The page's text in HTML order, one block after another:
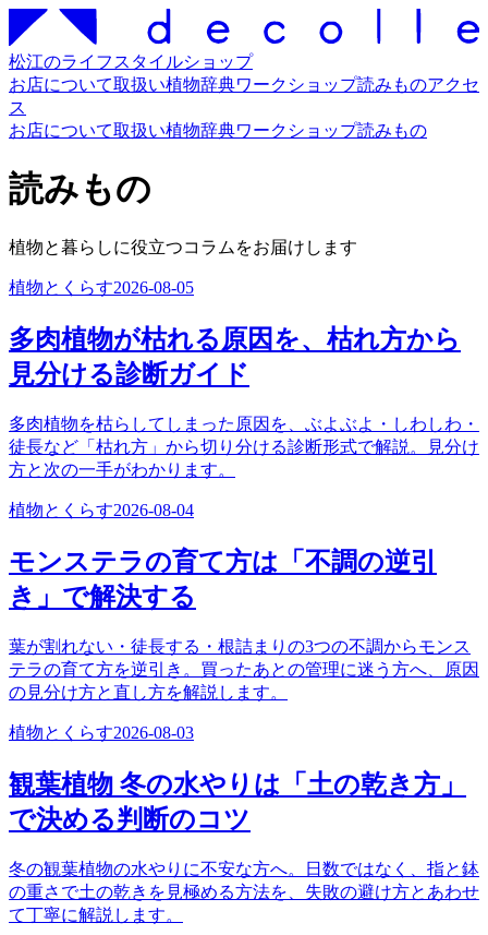
松江のライフスタイルショップ
お店について取扱い植物辞典ワークショップ読みものアクセ
ス
お店について取扱い植物辞典ワークショップ読みもの
読みもの
植物と暮らしに役立つコラムをお届けします
植物とくらす2026-08-05
多肉植物が枯れる原因を、枯れ方から
見分ける診断ガイド
多肉植物を枯らしてしまった原因を、ぶよぶよ・しわしわ・
徒長など「枯れ方」から切り分ける診断形式で解説。見分け
方と次の一手がわかります。
植物とくらす2026-08-04
モンステラの育て方は「不調の逆引
き」で解決する
葉が割れない・徒長する・根詰まりの3つの不調からモンス
テラの育て方を逆引き。買ったあとの管理に迷う方へ、原因
の見分け方と直し方を解説します。
植物とくらす2026-08-03
観葉植物 冬の水やりは「土の乾き方」
で決める判断のコツ
冬の観葉植物の水やりに不安な方へ。日数ではなく、指と鉢
の重さで土の乾きを見極める方法を、失敗の避け方とあわせ
て丁寧に解説します。